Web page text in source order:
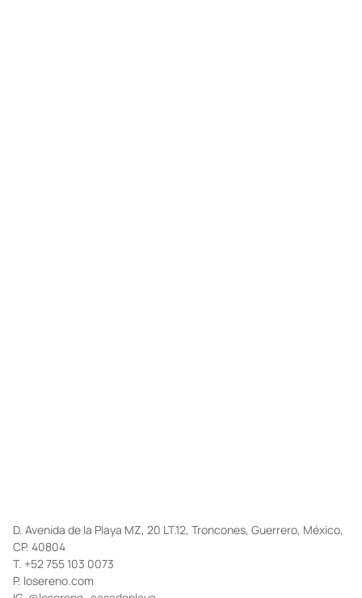
D. Avenida de la Playa MZ, 20 LT.12, Troncones, Guerrero, México,
CP. 40804
T. +52 755 103 0073
P. losereno.com